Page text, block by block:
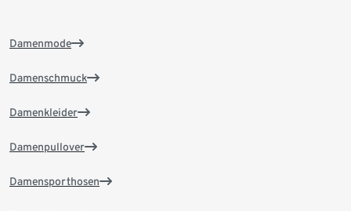
Damenmode
Damenschmuck
Damenkleider
Damenpullover
Damensporthosen